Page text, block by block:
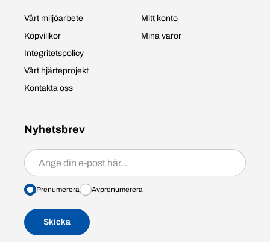
Vårt miljöarbete
Köpvillkor
Integritetspolicy
Vårt hjärteprojekt
Kontakta oss
Mitt konto
Mina varor
Nyhetsbrev
Prenumerera/avprenumerera
Prenumerera Avprenumerera
Skicka